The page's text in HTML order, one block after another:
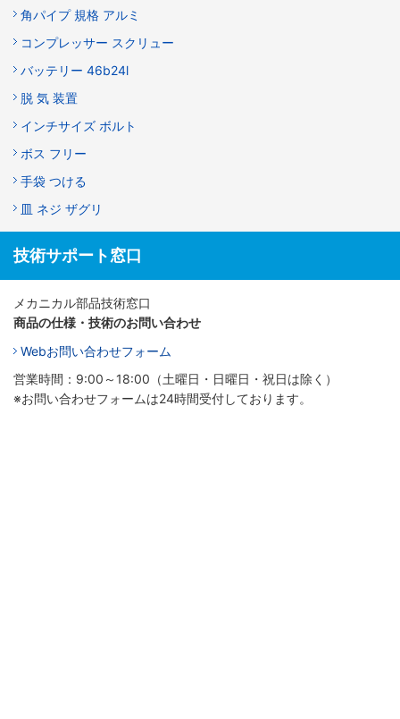
角パイプ 規格 アルミ
コンプレッサー スクリュー
バッテリー 46b24l
脱 気 装置
インチサイズ ボルト
ボス フリー
手袋 つける
皿 ネジ ザグリ
技術サポート窓口
メカニカル部品技術窓口
商品の仕様・技術のお問い合わせ
Webお問い合わせフォーム
営業時間：9:00～18:00（土曜日・日曜日・祝日は除く）
※お問い合わせフォームは24時間受付しております。